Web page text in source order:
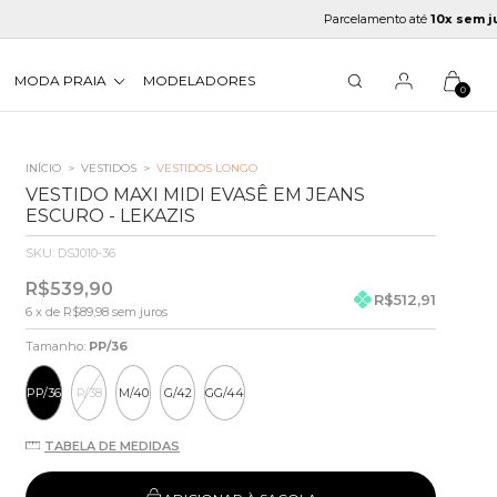
Parcelamento até10x sem juros
MODA PRAIA MODELADORES 0
INÍCIO > VESTIDOS > VESTIDOS LONGO
VESTIDO MAXI MIDI EVASÊ EM JEANS
ESCURO - LEKAZIS
SKU: DSJ010-36
R$539,90
6 x de R$89,98 sem juros
R$512,91
Tamanho: PP/36
PP/36 P/38 M/40 G/42 GG/44
TABELA DE MEDIDAS